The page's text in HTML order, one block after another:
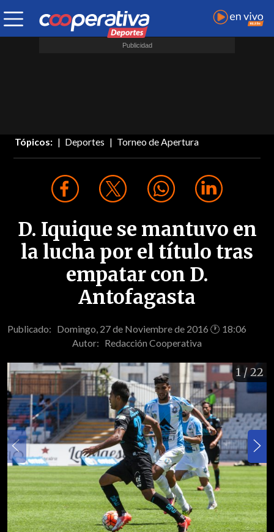
Tópicos: Deportes Torneo de Apertura
D. Iquique se mantuvo en
la lucha por el título tras
empatar con D.
Antofagasta
Publicado: Domingo, 27 de Noviembre de 2016 🕐 18:06
Autor: Redacción Cooperativa
1 / 22